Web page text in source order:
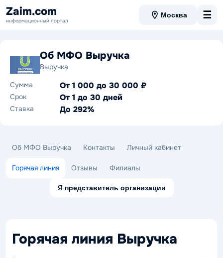
Zaim.com
информационный портал
Москва ☰
Об МФО Выручка
Выручка
Сумма
От 1 000 до 30 000 ₽
Срок От 1 до 30 дней
Ставка До 292%
Об МФО Выручка Контакты Личный кабинет
Горячая линия Отзывы Филиалы
Я представитель организации
Горячая линия Выручка